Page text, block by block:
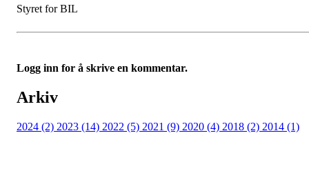
Styret for BIL
Logg inn for å skrive en kommentar.
Arkiv
2024 (2) 2023 (14) 2022 (5) 2021 (9) 2020 (4) 2018 (2) 2014 (1)